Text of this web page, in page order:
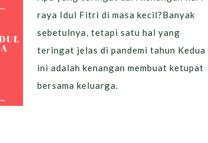
raya Idul Fitri di masa kecil?Banyak
sebetulnya, tetapi satu hal yang
teringat jelas di pandemi tahun Kedua
ini adalah kenangan membuat ketupat
bersama keluarga.